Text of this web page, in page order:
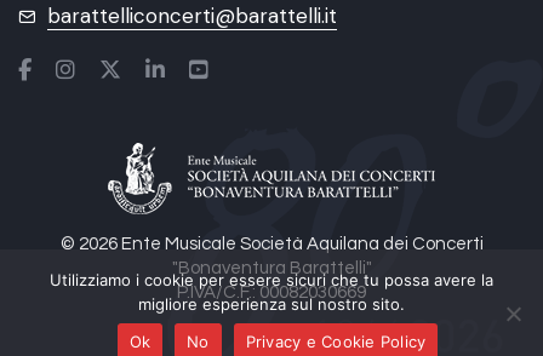
© 2026 Ente Musicale Società Aquilana dei Concerti
"Bonaventura Barattelli"
P.IVA/C.F.: 00082030669
barattelliconcerti@barattelli.it
Utilizziamo i cookie per essere sicuri che tu possa avere la
migliore esperienza sul nostro sito.
Ok
No Privacy e Cookie Policy